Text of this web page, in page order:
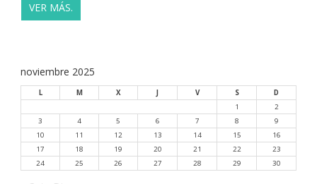
VER MÁS.
noviembre 2025
L M X J V S
D
1
2
3
4 5 6 7 8
9
10
11 12 13 14 15
16
17
18 19 20 21 22
23
24
25 26 27 28 29 30